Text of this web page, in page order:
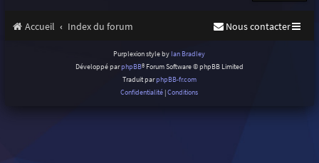
Accueil Index du forum Nous contacter
Purplexion style by Ian Bradley
Développé parphpBB® Forum Software © phpBB Limited
Traduit parphpBB-fr.com
Confidentialité |Conditions